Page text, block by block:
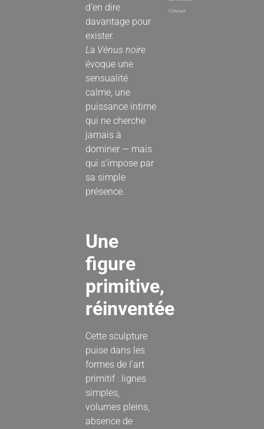
d’en dire
davantage pour
exister.
La Vénus noire
évoque une
sensualité
calme, une
puissance intime
qui ne cherche
jamais à
dominer — mais
qui s’impose par
sa simple
présence.
Une
figure
primitive,
réinventée
Cette sculpture
puise dans les
formes de l’art
primitif : lignes
simples,
volumes pleins,
absence de
Contact